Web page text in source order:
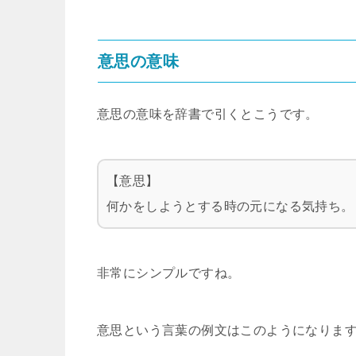
意思の意味
意思の意味を辞書で引くとこうです。
【意思】
何かをしようとする時の元になる気持ち。
非常にシンプルですね。
意思という言葉の例文はこのようになりま